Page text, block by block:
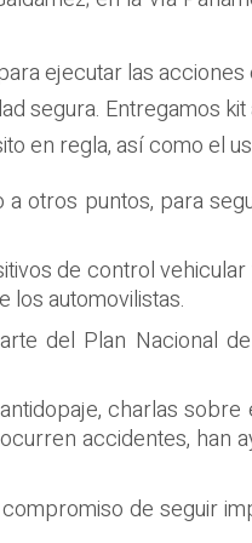
ejecutar las
segura. Entregamos
en regla, así como el
otros puntos, para
de control
los automovilistas.
del Plan Nacional
charlas
accidentes, han
de seguir